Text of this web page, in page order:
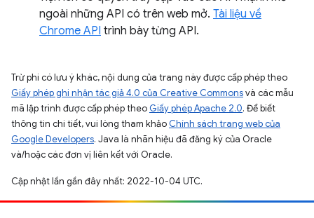
ngoài những API có trên web mở. Tài liệu về
Chrome API trình bày từng API.
Trừ phi có lưu ý khác, nội dung của trang này được cấp phép theo
Giấy phép ghi nhận tác giả 4.0 của Creative Commonsvà các mẫu
mã lập trình được cấp phép theo Giấy phép Apache 2.0. Để biết
thông tin chi tiết, vui lòng tham khảo Chính sách trang web của
Google Developers. Java là nhãn hiệu đã đăng ký của Oracle
và/hoặc các đơn vị liên kết với Oracle.
Cập nhật lần gần đây nhất: 2022-10-04 UTC.